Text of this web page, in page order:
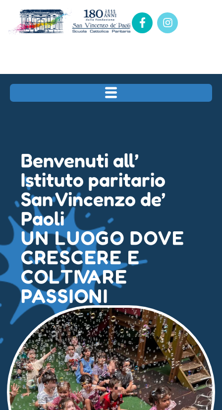
Benvenuti all’
Istituto paritario
San Vincenzo de’
Paoli
UN LUOGO DOVE
CRESCERE E
COLTIVARE
PASSIONI